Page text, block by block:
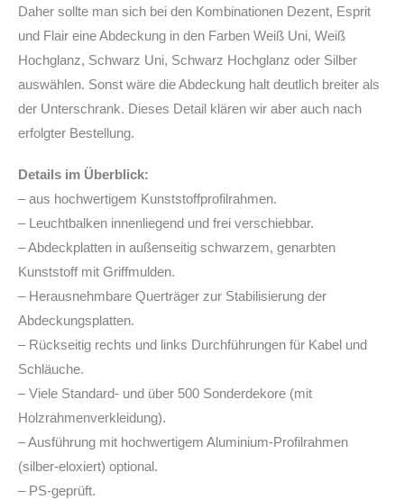
Daher sollte man sich bei den Kombinationen Dezent, Esprit
und Flair eine Abdeckung in den Farben Weiß Uni, Weiß
Hochglanz, Schwarz Uni, Schwarz Hochglanz oder Silber
auswählen. Sonst wäre die Abdeckung halt deutlich breiter als
der Unterschrank. Dieses Detail klären wir aber auch nach
erfolgter Bestellung.
Details im Überblick:
– aus hochwertigem Kunststoffprofilrahmen.
– Leuchtbalken innenliegend und frei verschiebbar.
– Abdeckplatten in außenseitig schwarzem, genarbten
Kunststoff mit Griffmulden.
– Herausnehmbare Querträger zur Stabilisierung der
Abdeckungsplatten.
– Rückseitig rechts und links Durchführungen für Kabel und
Schläuche.
– Viele Standard- und über 500 Sonderdekore (mit
Holzrahmenverkleidung).
– Ausführung mit hochwertigem Aluminium-Profilrahmen
(silber-eloxiert) optional.
– PS-geprüft.